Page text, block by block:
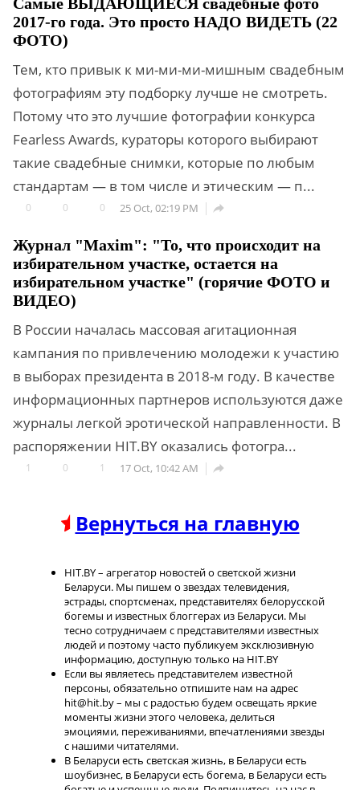
Самые ВЫДАЮЩИЕСЯ свадебные фото
2017-го года. Это просто НАДО ВИДЕТЬ (22
ФОТО)
Тем, кто привык к ми-ми-ми-мишным свадебным
фотографиям эту подборку лучше не смотреть.
Потому что это лучшие фотографии конкурса
Fearless Awards, кураторы которого выбирают
такие свадебные снимки, которые по любым
стандартам — в том числе и этическим — п...
0 0 0 25 Oct, 02:19 PM 
Журнал "Maxim": "То, что происходит на
избирательном участке, остается на
избирательном участке" (горячие ФОТО и
ВИДЕО)
В России началась массовая агитационная
кампания по привлечению молодежи к участию
в выборах президента в 2018-м году. В качестве
информационных партнеров используются даже
журналы легкой эротической направленности. В
распоряжении HIT.BY оказались фотогра...
1 0 1 17 Oct, 10:42 AM 
Вернуться на главную
HIT.BY – агрегатор новостей о светской жизни
Беларуси. Мы пишем о звездах телевидения,
эстрады, спортсменах, представителях белорусской
богемы и известных блоггерах из Беларуси. Мы
тесно сотрудничаем с представителями известных
людей и поэтому часто публикуем эксклюзивную
информацию, доступную только на HIT.BY
Если вы являетесь представителем известной
персоны, обязательно отпишите нам на адрес
hit@hit.by – мы с радостью будем освещать яркие
моменты жизни этого человека, делиться
эмоциями, переживаниями, впечатлениями звезды
с нашими читателями.
В Беларуси есть светская жизнь, в Беларуси есть
шоубизнес, в Беларуси есть богема, в Беларуси есть